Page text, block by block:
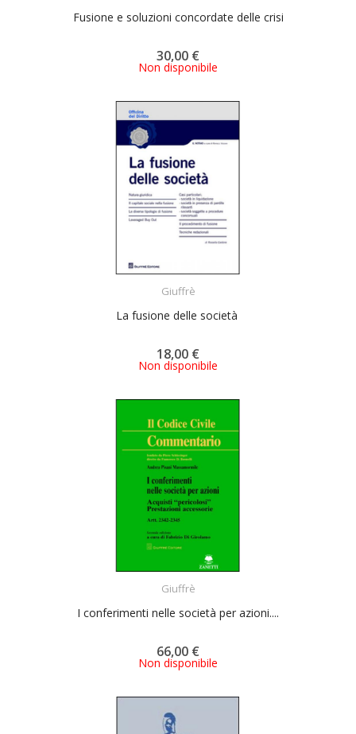
Fusione e soluzioni concordate delle crisi
30,00 €
Non disponibile
Giuffrè
La fusione delle società
18,00 €
Non disponibile
Giuffrè
I conferimenti nelle società per azioni....
66,00 €
Non disponibile